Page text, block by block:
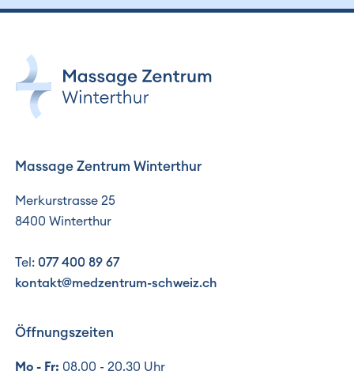
Massage Zentrum Winterthur
Merkurstrasse 25
8400 Winterthur
Tel: 077 400 89 67
kontakt@medzentrum-schweiz.ch
Öffnungszeiten
Mo - Fr: 08.00 - 20.30 Uhr